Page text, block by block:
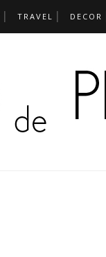
TRAVEL DECOR